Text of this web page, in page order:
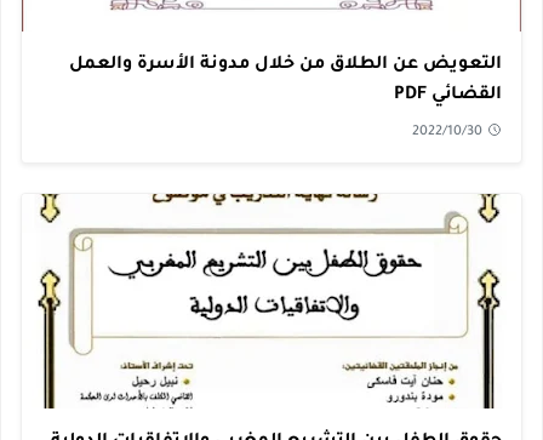
التعويض عن الطلاق من خلال مدونة الأسرة والعمل
القضائي PDF
2022/10/30